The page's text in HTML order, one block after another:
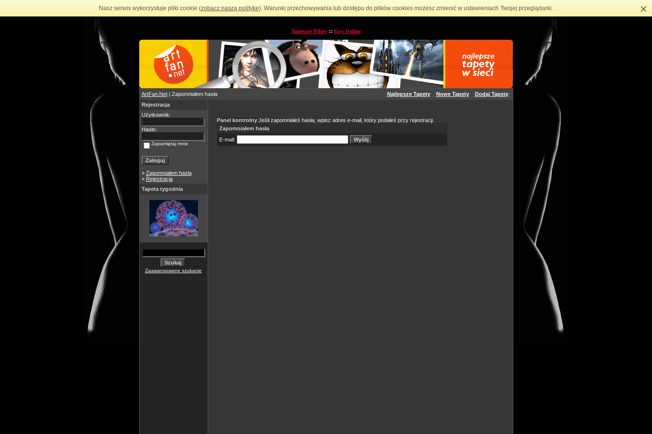
Nasz serwis wykorzystuje pliki cookie (zobacz naszą politykę). Warunki przechowywania lub dostępu do plików cookies możesz zmienić w ustawieniach Twojej przeglądarki. ×
Śmieszne Filmy:: Gry Online
ArtFan.Net| Zapomniałem hasła Najlepsze Tapety Nowe Tapety
Dodaj Tapetę
Rejestracja
Użytkownik:
Hasło:
Zapamiętaj mnie
» Zapomniałem hasła
» Rejestracja
Tapeta tygodnia
Zaawansowane szukanie
Panel kontrolnyJeśli zapomniałeś hasła, wpisz adres e-mail, który podałeś przy rejestracji.
Zapomniałem hasła
E-mail: